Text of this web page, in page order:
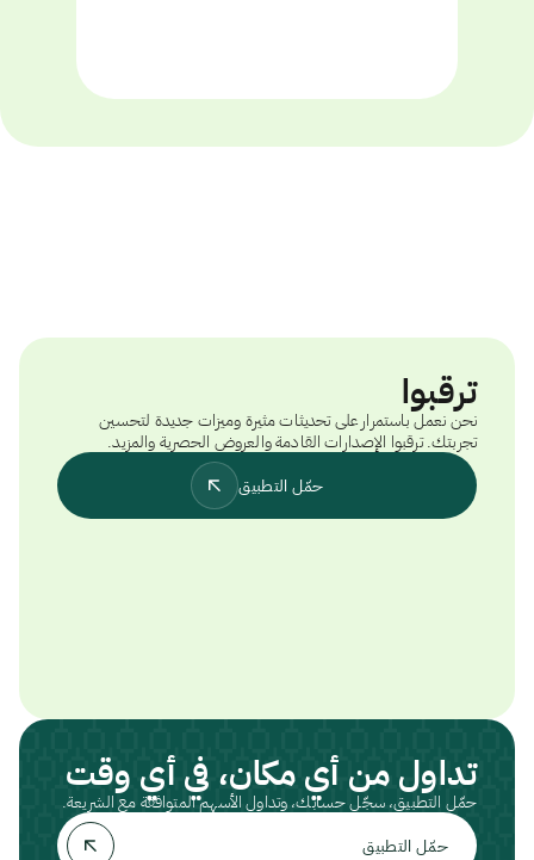
ترقبوا
نحن نعمل باستمرار على تحديثات مثيرة وميزات جديدة لتحسين
تجربتك. ترقبوا الإصدارات القادمة والعروض الحصرية والمزيد.
حمّل التطبيق
تداول من أي مكان، في أي وقت
حمّل التطبيق، سجّل حسابك، وتداول الأسهم المتوافقة مع الشريعة.
حمّل التطبيق